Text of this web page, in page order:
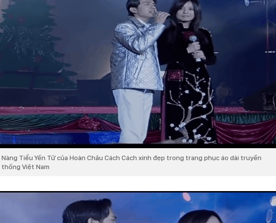
Nàng Tiểu Yến Tử của Hoàn Châu Cách Cách xinh đẹp trong trang phục áo dài truyền
thống Việt Nam